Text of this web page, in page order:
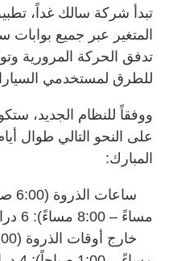
تبدأ شركة سالك غداً،
المتغير عبر جميع
تدفق الحركة المرورية
للطرق لمستخدمي
ووفقاً للنظام الجديد،
على النحو التالي طوال
المبارك:
مساءً – 8:00 مساءً): 6 دراهم لكل عبور.